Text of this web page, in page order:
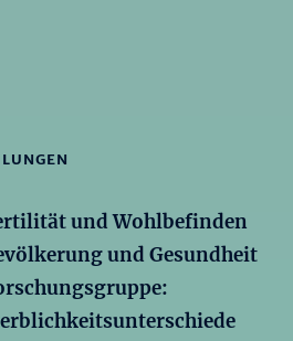
und Wohlbefinden
und Gesundheit